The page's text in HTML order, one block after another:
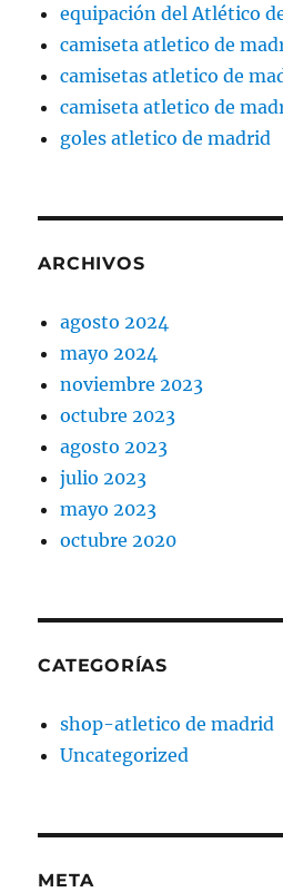
equipación del Atlético
camiseta atletico de
camisetas atletico de
camiseta atletico de
goles atletico de madrid
ARCHIVOS
agosto 2024
mayo 2024
noviembre 2023
octubre 2023
agosto 2023
julio 2023
mayo 2023
octubre 2020
CATEGORÍAS
shop-atletico de madrid
Uncategorized
META